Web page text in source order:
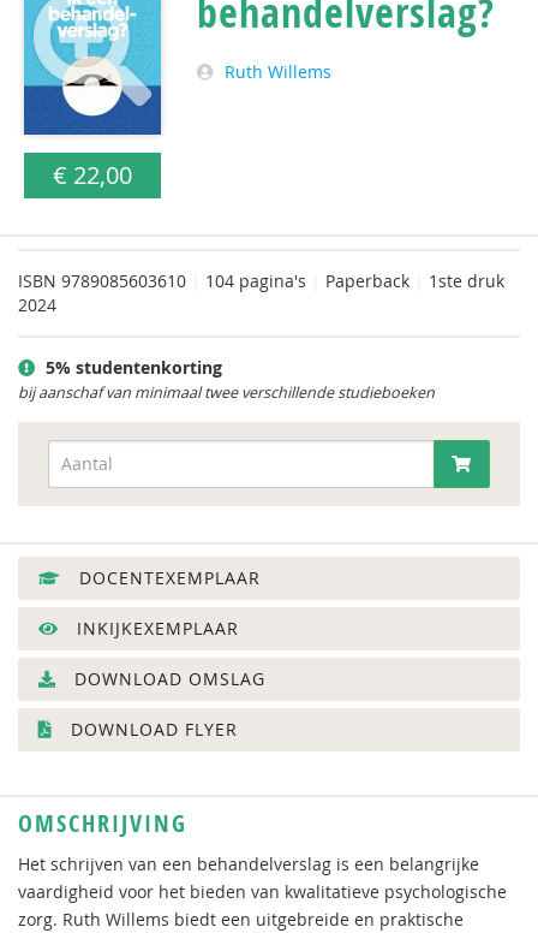
€ 22,00
behandelverslag?
Ruth Willems
ISBN 9789085603610 104 pagina's Paperback
1ste druk
2024
5% studentenkorting
bij aanschaf van minimaal twee verschillende studieboeken
DOCENTEXEMPLAAR
INKIJKEXEMPLAAR
DOWNLOAD OMSLAG
DOWNLOAD FLYER
OMSCHRIJVING
Het schrijven van een behandelverslag is een belangrijke
vaardigheid voor het bieden van kwalitatieve psychologische
zorg. Ruth Willems biedt een uitgebreide en praktische